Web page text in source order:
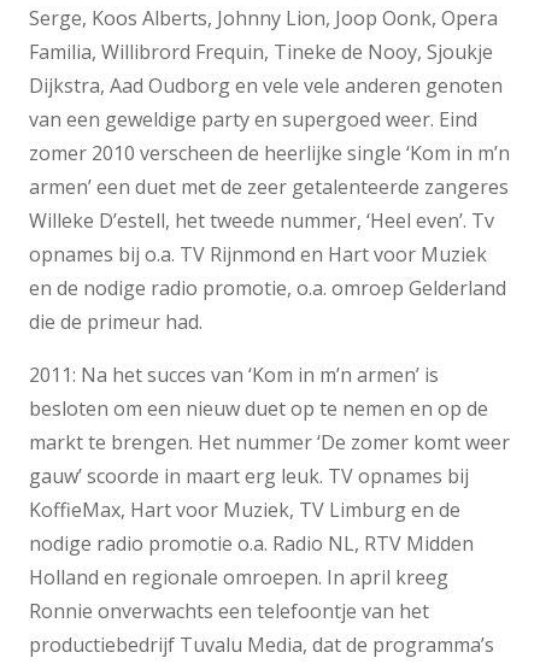
Serge, Koos Alberts, Johnny Lion, Joop Oonk, Opera
Familia, Willibrord Frequin, Tineke de Nooy, Sjoukje
Dijkstra, Aad Oudborg en vele vele anderen genoten
van een geweldige party en supergoed weer. Eind
zomer 2010 verscheen de heerlijke single ‘Kom in m’n
armen’ een duet met de zeer getalenteerde zangeres
Willeke D’estell, het tweede nummer, ‘Heel even’. Tv
opnames bij o.a. TV Rijnmond en Hart voor Muziek
en de nodige radio promotie, o.a. omroep Gelderland
die de primeur had.
2011: Na het succes van ‘Kom in m’n armen’ is
besloten om een nieuw duet op te nemen en op de
markt te brengen. Het nummer ‘De zomer komt weer
gauw’ scoorde in maart erg leuk. TV opnames bij
KoffieMax, Hart voor Muziek, TV Limburg en de
nodige radio promotie o.a. Radio NL, RTV Midden
Holland en regionale omroepen. In april kreeg
Ronnie onverwachts een telefoontje van het
productiebedrijf Tuvalu Media, dat de programma’s